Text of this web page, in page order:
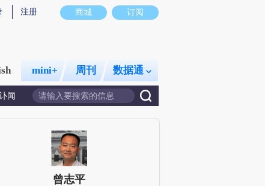
商城 订阅
注册
mini+ 周刊 数据通
闻
曾志平